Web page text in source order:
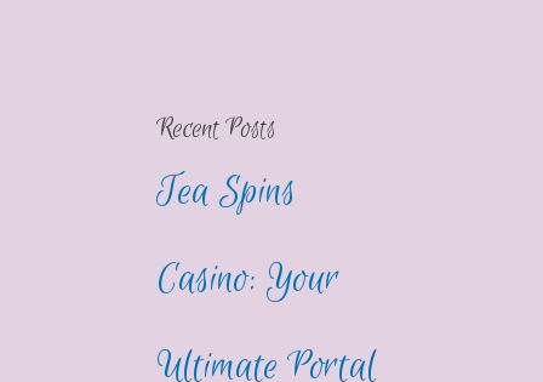
Recent Posts
Tea Spins
Casino: Your
Ultimate Portal